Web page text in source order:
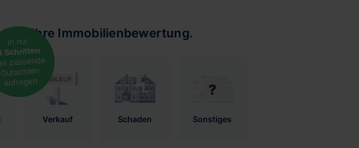
für Ihre Immobilienbewertung.
Verkauf Schaden Sonstiges
In nur
Schritten
passende
Gutachten
anfragen